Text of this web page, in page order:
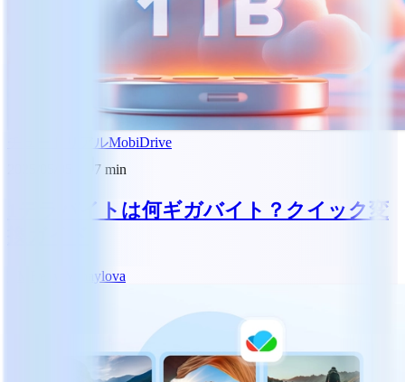
チュートリアルMobiDrive
7 min
1テラバイトは何ギガバイト？クイック変
Reny Mihaylova